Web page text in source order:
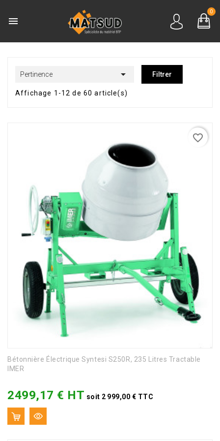

0
Pertinence  Filtrer
Affichage 1-12 de 60 article(s)
Bétonnière Électrique Syntesi S250R, 235 Litres Tractable
IMER
2499,17 € HT soit 2 999,00 € TTC
favorite_border